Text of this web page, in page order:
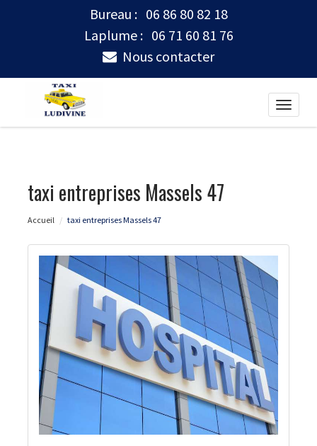
Bureau : 06 86 80 82 18
Laplume : 06 71 60 81 76
Nous contacter
Toggle
taxi entreprises Massels 47
Accueil taxi entreprises Massels 47